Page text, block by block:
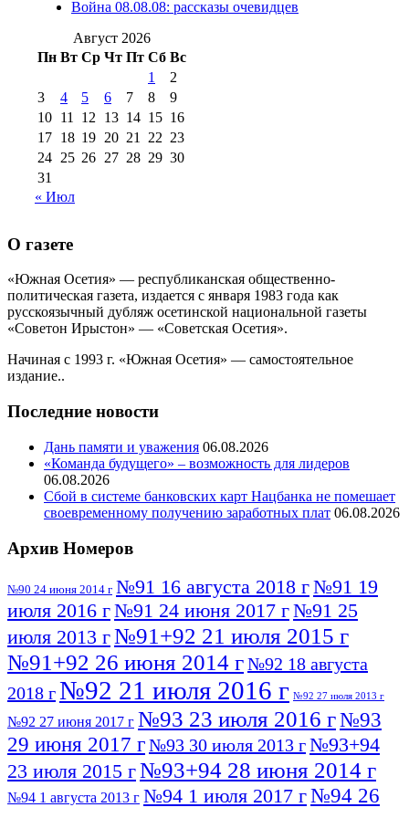
2017 г(9)
№99 4 августа
2016 г(12) №99 8 июля 2014 г
августа 2012 г(11)
августа 2013 г
(12)
Война 08.08.08: рассказы очевидцев
Август 2026
Пн Вт Ср Чт Пт Сб Вс
1
2
3
4 5 6 7 8
9
10 11 12 13 14 15 16
17 18 19 20 21 22 23
24 25 26 27 28 29 30
31
« Июл
О газете
«Южная Осетия» — республиканская общественно-
политическая газета, издается с января 1983 года как
русскоязычный дубляж осетинской национальной газеты
«Советон Ирыстон» — «Советская Осетия».
Начиная с 1993 г. «Южная Осетия» — самостоятельное
издание..
Последние новости
Дань памяти и уважения 06.08.2026
«Команда будущего» – возможность для лидеров
06.08.2026
Сбой в системе банковских карт Нацбанка не помешает
своевременному получению заработных плат 06.08.2026
Архив Номеров
№90 24 июня 2014 г №91 16 августа 2018 г№91 19
июля 2016 г№91 24 июня 2017 г№91 25
июля 2013 г№91+92 21 июля 2015 г
№91+92 26 июня 2014 г№92 18 августа
2018 г№92 21 июля 2016 г №92 27 июля 2013 г
№92 27 июня 2017 г №93 23 июля 2016 г№93
29 июня 2017 г№93 30 июля 2013 г№93+94
23 июля 2015 г№93+94 28 июня 2014 г
№94 1 августа 2013 г №94 1 июля 2017 г№94 26